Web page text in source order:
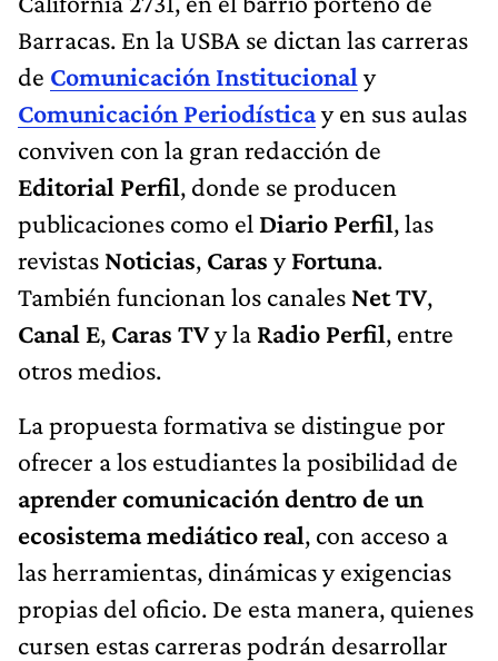
Barracas. En la USBA se dictan las carreras
de Comunicación Institucional y
Comunicación Periodísticay en sus aulas
conviven con la gran redacción de
Editorial Perfil, donde se producen
publicaciones como el Diario Perfil, las
revistas Noticias, Caras yFortuna.
También funcionan los canales Net TV,
Canal E, Caras TVy la Radio Perfil, entre
otros medios.
La propuesta formativa se distingue por
ofrecer a los estudiantes la posibilidad de
aprender comunicación dentro de un
ecosistema mediático real, con acceso a
las herramientas, dinámicas y exigencias
propias del oficio. De esta manera, quienes
cursen estas carreras podrán desarrollar